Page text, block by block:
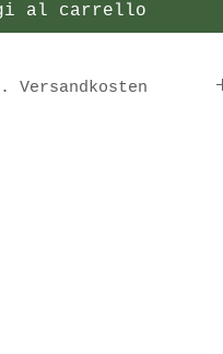
al carrello